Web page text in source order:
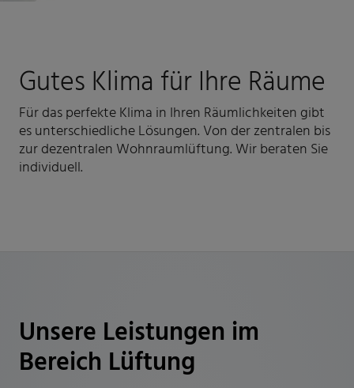
Gutes Klima für Ihre Räume
Für das perfekte Klima in Ihren Räumlichkeiten gibt
es unterschiedliche Lösungen. Von der zentralen bis
zur dezentralen Wohnraumlüftung. Wir beraten Sie
individuell.
Unsere Leistungen im
Bereich Lüftung